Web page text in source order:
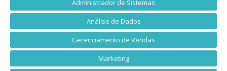
Administrador de Sistemas
Análise de Dados
Gerenciamento de Vendas
Marketing